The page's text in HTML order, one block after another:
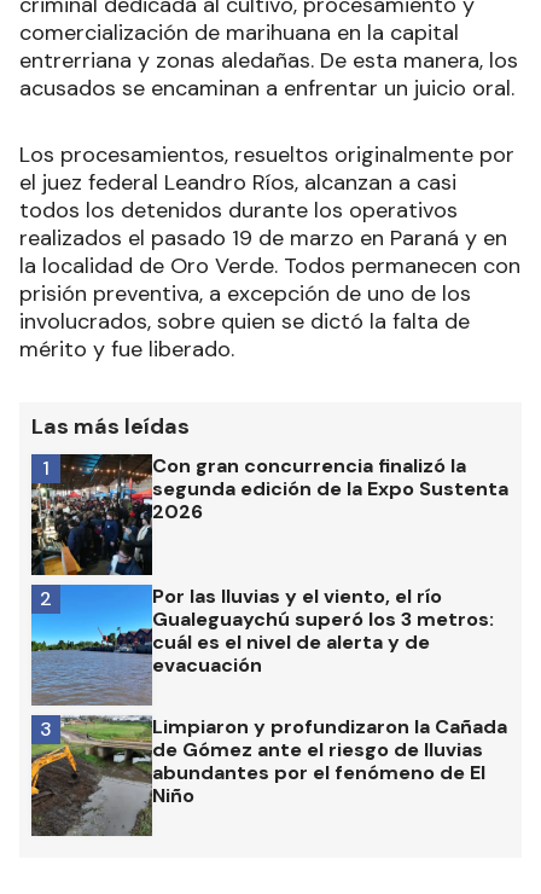
comercialización de marihuana en la capital
entrerriana y zonas aledañas. De esta manera, los
acusados se encaminan a enfrentar un juicio oral.
Los procesamientos, resueltos originalmente por
el juez federal Leandro Ríos, alcanzan a casi
todos los detenidos durante los operativos
realizados el pasado 19 de marzo en Paraná y en
la localidad de Oro Verde. Todos permanecen con
prisión preventiva, a excepción de uno de los
involucrados, sobre quien se dictó la falta de
mérito y fue liberado.
Las más leídas
Con gran concurrencia finalizó la
segunda edición de la Expo Sustenta
2026
1
Por las lluvias y el viento, el río
Gualeguaychú superó los 3 metros:
cuál es el nivel de alerta y de
evacuación
2
Limpiaron y profundizaron la Cañada
de Gómez ante el riesgo de lluvias
abundantes por el fenómeno de El
Niño
3